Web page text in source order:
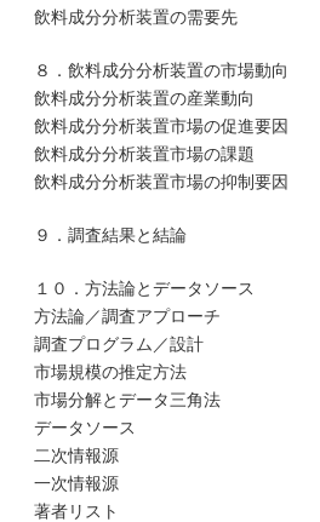
飲料成分分析装置の需要先
８．飲料成分分析装置の市場動向
飲料成分分析装置の産業動向
飲料成分分析装置市場の促進要因
飲料成分分析装置市場の課題
飲料成分分析装置市場の抑制要因
９．調査結果と結論
１０．方法論とデータソース
方法論／調査アプローチ
調査プログラム／設計
市場規模の推定方法
市場分解とデータ三角法
データソース
二次情報源
一次情報源
著者リスト